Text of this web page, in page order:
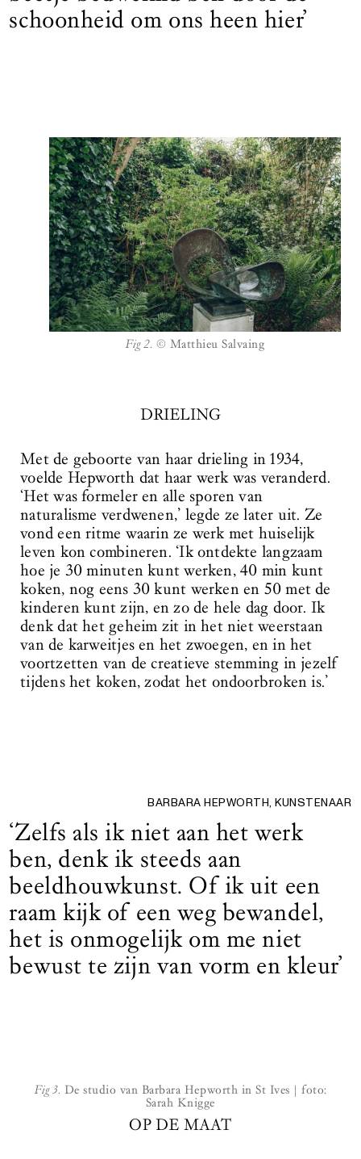
schoonheid om ons heen hier’
Fig 2. © Matthieu Salvaing
DRIELING
Met de geboorte van haar drieling in 1934,
voelde Hepworth dat haar werk was veranderd.
‘Het was formeler en alle sporen van
naturalisme verdwenen,’ legde ze later uit. Ze
vond een ritme waarin ze werk met huiselijk
leven kon combineren. ‘Ik ontdekte langzaam
hoe je 30 minuten kunt werken, 40 min kunt
koken, nog eens 30 kunt werken en 50 met de
kinderen kunt zijn, en zo de hele dag door. Ik
denk dat het geheim zit in het niet weerstaan
van de karweitjes en het zwoegen, en in het
voortzetten van de creatieve stemming in jezelf
tijdens het koken, zodat het ondoorbroken is.’
BARBARA HEPWORTH, KUNSTENAAR
‘Zelfs als ik niet aan het werk
ben, denk ik steeds aan
beeldhouwkunst. Of ik uit een
raam kijk of een weg bewandel,
het is onmogelijk om me niet
bewust te zijn van vorm en kleur’
Fig 3. De studio van Barbara Hepworth in St Ives | foto:
Sarah Knigge
OP DE MAAT